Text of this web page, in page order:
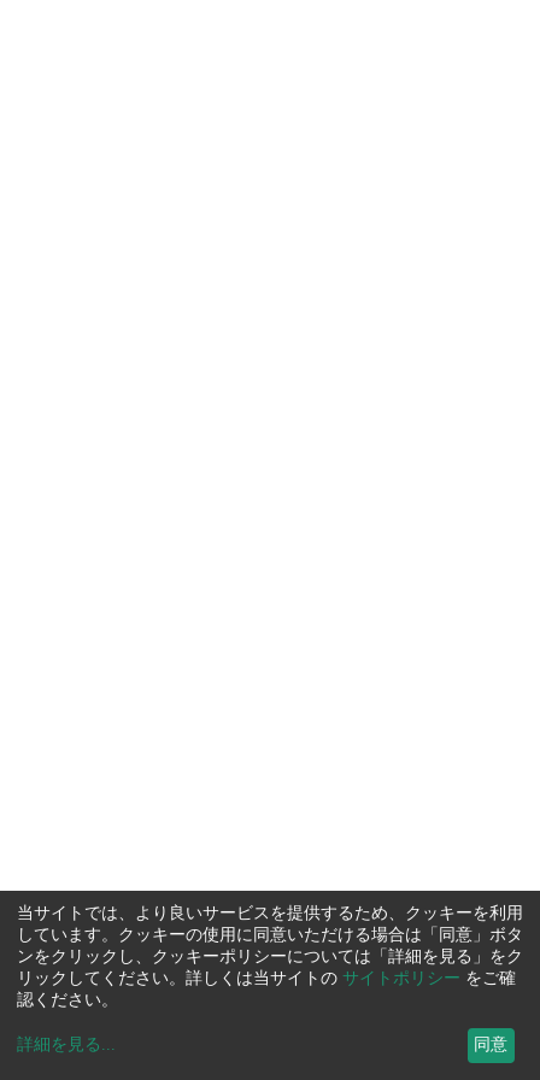
当サイトでは、より良いサービスを提供するため、クッキーを利用
しています。クッキーの使用に同意いただける場合は「同意」ボタ
ンをクリックし、クッキーポリシーについては「詳細を見る」をク
リックしてください。詳しくは当サイトの サイトポリシー をご確
認ください。
詳細を見る ... 同意